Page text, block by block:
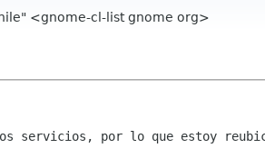
<gnome-cl-list gnome org>
servicios, por lo que estoy